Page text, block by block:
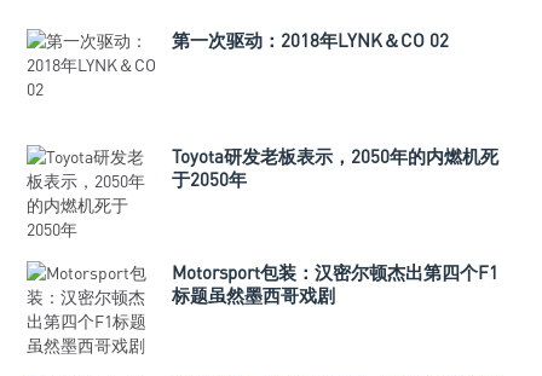
第一次驱动：2018年LYNK＆CO 02
Toyota研发老板表示，2050年的内燃机死
于2050年
Motorsport包装：汉密尔顿杰出第四个F1
标题虽然墨西哥戏剧